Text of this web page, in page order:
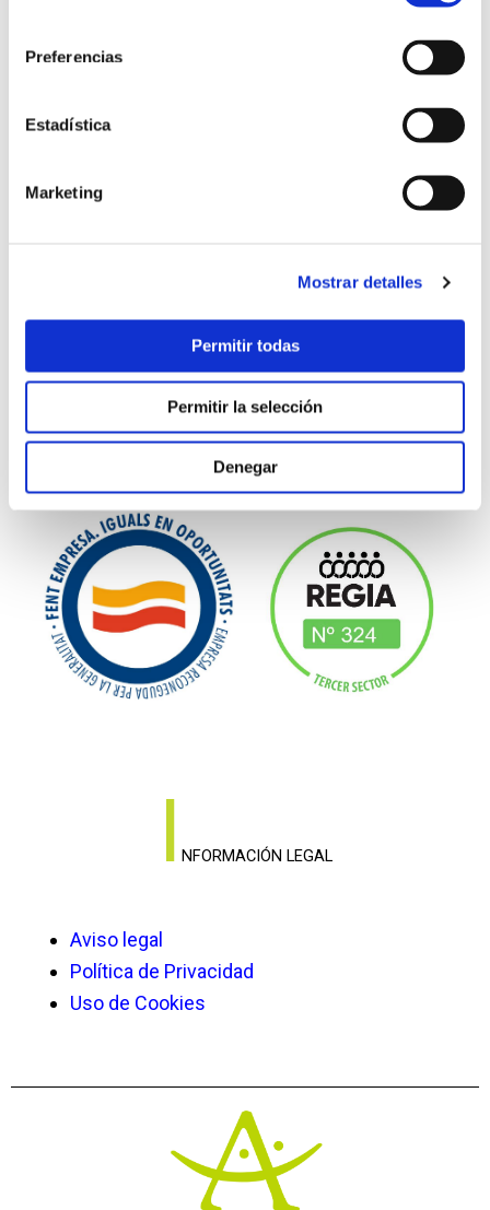
Preferencias
Estadística
Marketing
Mostrar detalles
Permitir todas
Permitir la selección
Denegar
administracion@fundacionaspropace.org
Tel:+34 964 25 25 73
I NFORMACIÓN LEGAL
Aviso legal
Política de Privacidad
Uso de Cookies